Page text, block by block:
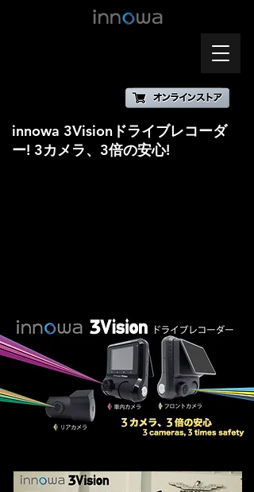
innowa 3Visionドライブレコーダ
ー! 3カメラ、3倍の安心!